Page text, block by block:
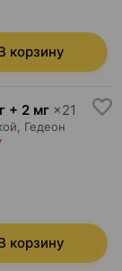
корзину
+ 2 мг ×21
Гедеон
корзину